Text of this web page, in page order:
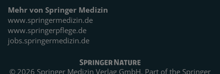
Mehr von Springer Medizin
www.springermedizin.de
www.springerpflege.de
jobs.springermedizin.de
© 2026 Springer Medizin Verlag GmbH. Part of the Springer